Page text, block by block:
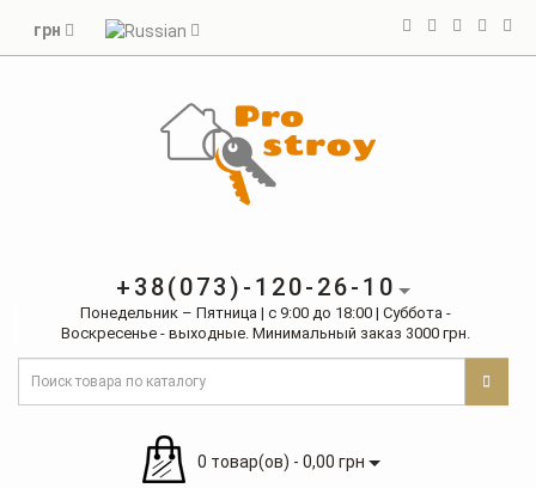
грн
+38(073)-120-26-10
Понедельник – Пятница | с 9:00 до 18:00 | Суббота -
Воскресенье - выходные. Минимальный заказ 3000 грн.
0 товар(ов) - 0,00 грн